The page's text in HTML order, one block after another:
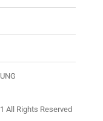
All Rights Reserved